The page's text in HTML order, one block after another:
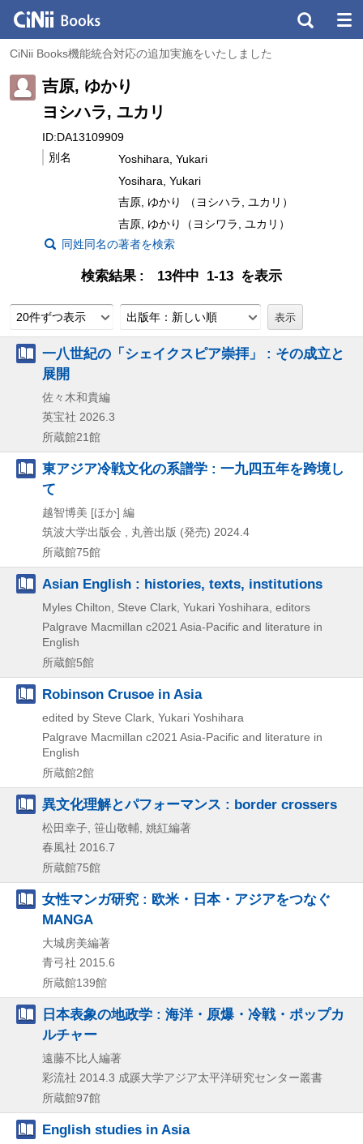
CiNii Books機能統合対応の追加実施をいたしました
吉原, ゆかり
ヨシハラ, ユカリ
ID:DA13109909
別名
Yoshihara, Yukari
Yosihara, Yukari
吉原, ゆかり （ヨシハラ, ユカリ）
吉原, ゆかり（ヨシワラ, ユカリ）
同姓同名の著者を検索
検索結果 13件中 1-13 を表示
20件ずつ表示 出版年：新しい順
一八世紀の「シェイクスピア崇拝」 : その成立と
展開
佐々木和貴編
英宝社 2026.3
所蔵館21館
東アジア冷戦文化の系譜学 : 一九四五年を跨境し
て
越智博美 [ほか] 編
筑波大学出版会 , 丸善出版 (発売) 2024.4
所蔵館75館
Asian English : histories, texts, institutions
Myles Chilton, Steve Clark, Yukari Yoshihara, editors
Palgrave Macmillan c2021 Asia-Pacific and literature in
English
所蔵館5館
Robinson Crusoe in Asia
edited by Steve Clark, Yukari Yoshihara
Palgrave Macmillan c2021 Asia-Pacific and literature in
English
所蔵館2館
異文化理解とパフォーマンス : border crossers
松田幸子, 笹山敬輔, 姚紅編著
春風社 2016.7
所蔵館75館
女性マンガ研究 : 欧米・日本・アジアをつなぐ
MANGA
大城房美編著
青弓社 2015.6
所蔵館139館
日本表象の地政学 : 海洋・原爆・冷戦・ポップカ
ルチャー
遠藤不比人編著
彩流社 2014.3 成蹊大学アジア太平洋研究センター叢書
所蔵館97館
English studies in Asia